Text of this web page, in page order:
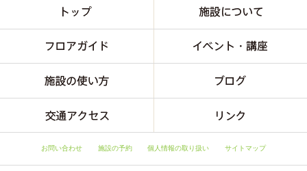
お問い合わせ 施設の予約 個人情報の取り扱い サイトマップ